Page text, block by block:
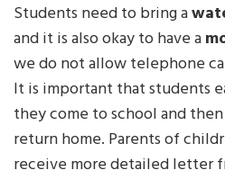
Students need to bring a
and it is also okay to have a
we do not allow telephone
It is important that students
they come to school and
return home. Parents of
receive more detailed letter